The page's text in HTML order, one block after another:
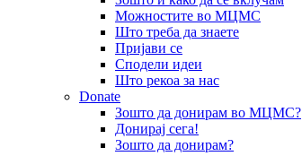
Можностите во МЦМС
Што треба да знаете
Пријави се
Сподели идеи
Што рекоа за нас
Donate
Зошто да донирам во МЦМС?
Донирај сега!
Зошто да донирам?